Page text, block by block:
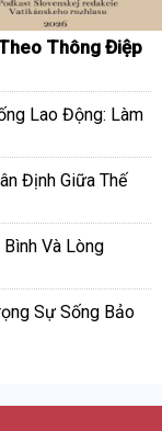
Thông Điệp
Lao Động: Làm
Định Giữa Thế
Và Lòng
Sự Sống Bảo